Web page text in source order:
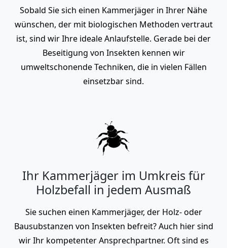
Sobald Sie sich einen Kammerjäger in Ihrer Nähe
wünschen, der mit biologischen Methoden vertraut
ist, sind wir Ihre ideale Anlaufstelle. Gerade bei der
Beseitigung von Insekten kennen wir
umweltschonende Techniken, die in vielen Fällen
einsetzbar sind.
Ihr Kammerjäger im Umkreis für
Holzbefall in jedem Ausmaß
Sie suchen einen Kammerjäger, der Holz- oder
Bausubstanzen von Insekten befreit? Auch hier sind
wir Ihr kompetenter Ansprechpartner. Oft sind es